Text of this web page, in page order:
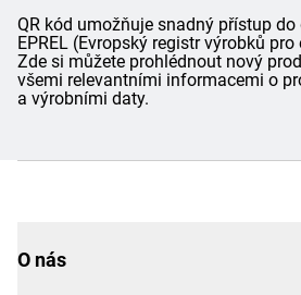
QR kód umožňuje snadný přístup do
EPREL (Evropský registr výrobků
Zde si můžete prohlédnout nový
všemi relevantními informacemi o
a výrobními daty.
O nás